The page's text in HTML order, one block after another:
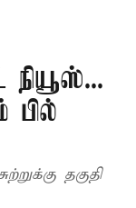
நியூஸ்...
பில்
தகுதி